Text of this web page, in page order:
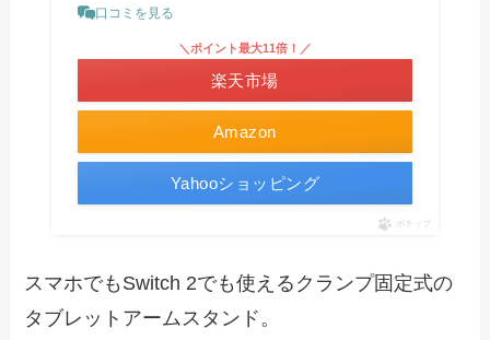
口コミを見る
Amazon
＼ポイント最大11倍！／
楽天市場
Yahooショッピング
ポチップ
スマホでもSwitch 2でも使えるクランプ固定式の
タブレットアームスタンド。